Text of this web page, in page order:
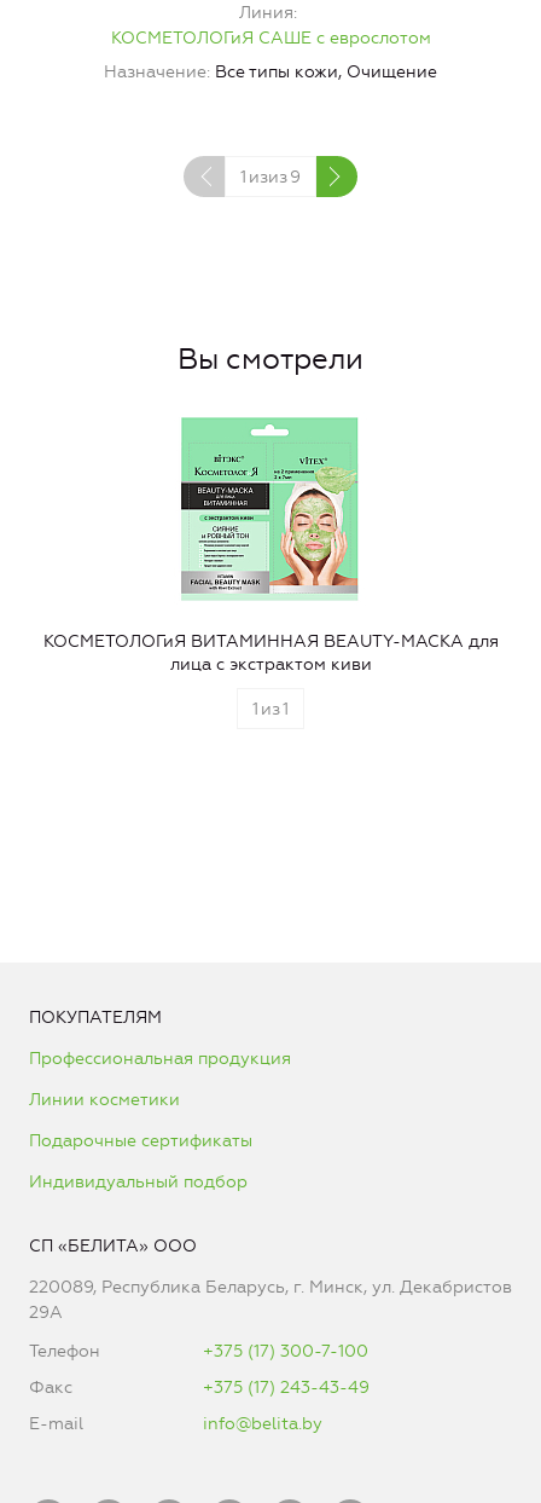
Линия
КОСМЕТОЛОГиЯ САШЕ с еврослотом
Назначение Все типы кожи, Очищение
1 изиз9
Вы смотрели
КОСМЕТОЛОГиЯ ВИТАМИННАЯ BEAUTY-МАСКА для
лица с экстрактом киви
1 из1
ПОКУПАТЕЛЯМ
Профессиональная продукция
Линии косметики
Подарочные сертификаты
Индивидуальный подбор
СП «БЕЛИТА» ООО
220089, Республика Беларусь, г. Минск, ул. Декабристов
29А
Телефон
+375 (17) 300-7-100
Факс
+375 (17) 243-43-49
E-mail
info@belita.by